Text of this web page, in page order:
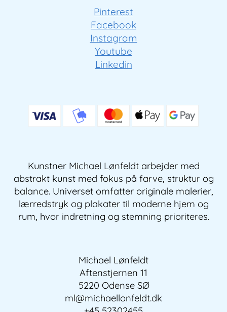
Pinterest
Facebook
Instagram
Youtube
Linkedin
Kunstner Michael Lønfeldt arbejder med
abstrakt kunst med fokus på farve, struktur og
balance. Universet omfatter originale malerier,
lærredstryk og plakater til moderne hjem og
rum, hvor indretning og stemning prioriteres.
Michael Lønfeldt
Aftenstjernen 11
5220 Odense SØ
ml@michaellonfeldt.dk